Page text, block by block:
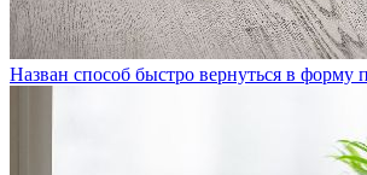
Назван способ быстро вернуться в форму